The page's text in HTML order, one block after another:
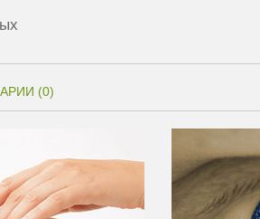
(0)